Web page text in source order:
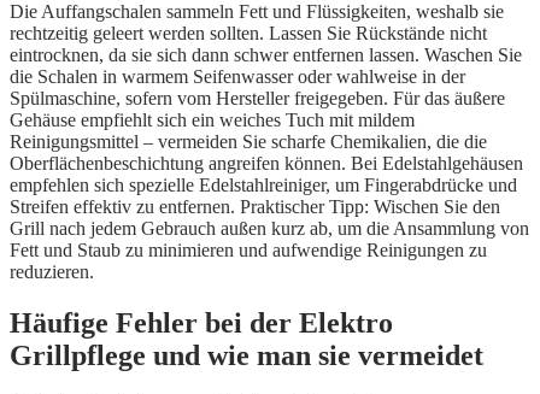
Die Auffangschalen sammeln Fett und Flüssigkeiten, weshalb sie
rechtzeitig geleert werden sollten. Lassen Sie Rückstände nicht
eintrocknen, da sie sich dann schwer entfernen lassen. Waschen Sie
die Schalen in warmem Seifenwasser oder wahlweise in der
Spülmaschine, sofern vom Hersteller freigegeben. Für das äußere
Gehäuse empfiehlt sich ein weiches Tuch mit mildem
Reinigungsmittel – vermeiden Sie scharfe Chemikalien, die die
Oberflächenbeschichtung angreifen können. Bei Edelstahlgehäusen
empfehlen sich spezielle Edelstahlreiniger, um Fingerabdrücke und
Streifen effektiv zu entfernen. Praktischer Tipp: Wischen Sie den
Grill nach jedem Gebrauch außen kurz ab, um die Ansammlung von
Fett und Staub zu minimieren und aufwendige Reinigungen zu
reduzieren.
Häufige Fehler bei der Elektro
Grillpflege und wie man sie vermeidet